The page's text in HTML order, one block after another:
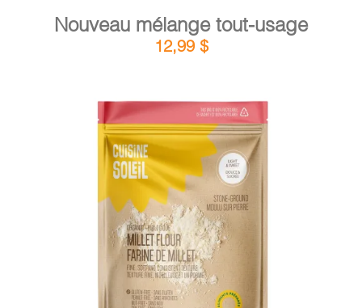
Nouveau mélange tout-usage
12,99 $
AJOUTER AU PANIER / DÉTAILS